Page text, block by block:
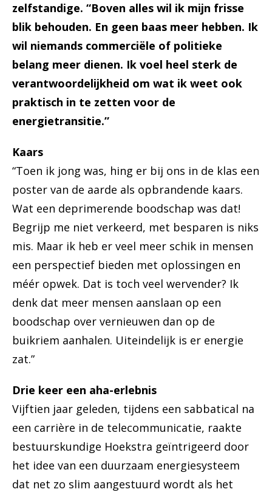
zelfstandige. “Boven alles wil ik mijn frisse
blik behouden. En geen baas meer hebben. Ik
wil niemands commerciële of politieke
belang meer dienen. Ik voel heel sterk de
verantwoordelijkheid om wat ik weet ook
praktisch in te zetten voor de
energietransitie.”
Kaars
“Toen ik jong was, hing er bij ons in de klas een
poster van de aarde als opbrandende kaars.
Wat een deprimerende boodschap was dat!
Begrijp me niet verkeerd, met besparen is niks
mis. Maar ik heb er veel meer schik in mensen
een perspectief bieden met oplossingen en
méér opwek. Dat is toch veel wervender? Ik
denk dat meer mensen aanslaan op een
boodschap over vernieuwen dan op de
buikriem aanhalen. Uiteindelijk is er energie
zat.”
Drie keer een aha-erlebnis
Vijftien jaar geleden, tijdens een sabbatical na
een carrière in de telecommunicatie, raakte
bestuurskundige Hoekstra geïntrigeerd door
het idee van een duurzaam energiesysteem
dat net zo slim aangestuurd wordt als het